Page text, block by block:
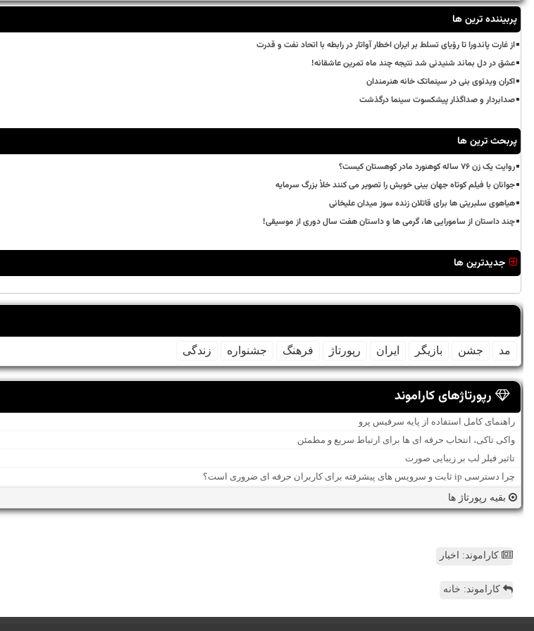
پربیننده ترین ها
از غارت پاندورا تا رؤیای تسلط بر ایران اخطار آواتار در رابطه با اتحاد نفت و قدرت
عشق در دل بماند شنیدنی شد نتیجه چند ماه تمرین عاشقانه!
اکران ویدئوی بنی در سینماتک خانه هنرمندان
صدابردار و صداگذار پیشکسوت سینما درگذشت
پربحث ترین ها
روایت یک زن ۷۶ ساله کوهنورد مادر کوهستان کیست؟
جوانان با فیلم کوتاه جهان بینی خویش را تصویر می کنند خلأ بزرگ سرمایه
هیاهوی سلبریتی ها برای قاتلان زنده سوز میدان علیخانی
چند داستان از سامورایی ها، گرمی ها و داستان هفت سال دوری از موسیقی!
جدیدترین ها
مد جشن بازیگر ایران رپورتاژ فرهنگ جشنواره زندگی
رپورتاژهای کاراموند
راهنمای کامل استفاده از پایه سرفیس پرو
واکی تاکی، انتخاب حرفه ای ها برای ارتباط سریع و مطمئن
تاثیر فیلر لب بر زیبایی صورت
چرا دسترسی ip ثابت و سرویس های پیشرفته برای کاربران حرفه ای ضروری است؟
بقیه رپورتاژ ها
کاراموند: اخبار
کاراموند: خانه